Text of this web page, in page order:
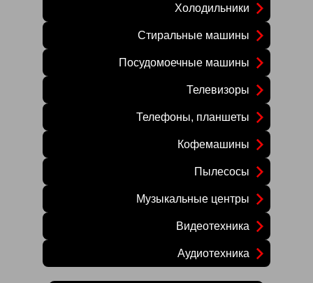
Холодильники
Стиральные машины
Посудомоечные машины
Телевизоры
Телефоны, планшеты
Кофемашины
Пылесосы
Музыкальные центры
Видеотехника
Аудиотехника